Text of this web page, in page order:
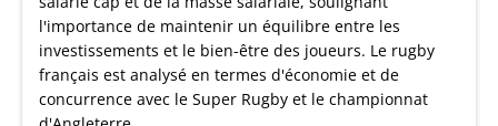
l'importance de maintenir un équilibre entre les
investissements et le bien-être des joueurs. Le rugby
français est analysé en termes d'économie et de
concurrence avec le Super Rugby et le championnat